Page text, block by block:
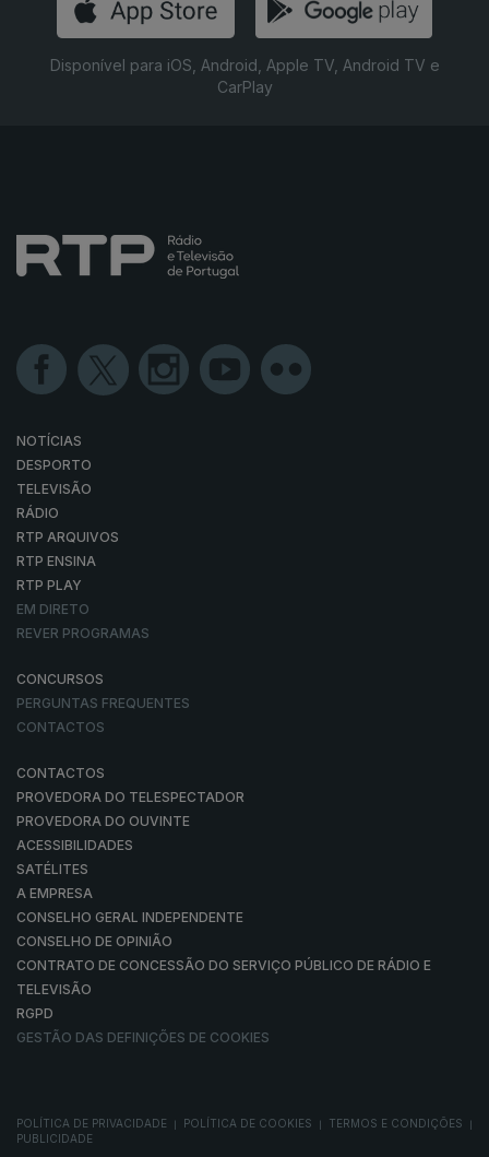
Disponível para iOS, Android, Apple TV, Android TV e
CarPlay
NOTÍCIAS
DESPORTO
TELEVISÃO
RÁDIO
RTP ARQUIVOS
RTP ENSINA
RTP PLAY
EM DIRETO
REVER PROGRAMAS
CONCURSOS
PERGUNTAS FREQUENTES
CONTACTOS
CONTACTOS
PROVEDORA DO TELESPECTADOR
PROVEDORA DO OUVINTE
ACESSIBILIDADES
SATÉLITES
A EMPRESA
CONSELHO GERAL INDEPENDENTE
CONSELHO DE OPINIÃO
CONTRATO DE CONCESSÃO DO SERVIÇO PÚBLICO DE RÁDIO E
TELEVISÃO
RGPD
GESTÃO DAS DEFINIÇÕES DE COOKIES
POLÍTICA DE PRIVACIDADE POLÍTICA DE COOKIES TERMOS E CONDIÇÕES
PUBLICIDADE